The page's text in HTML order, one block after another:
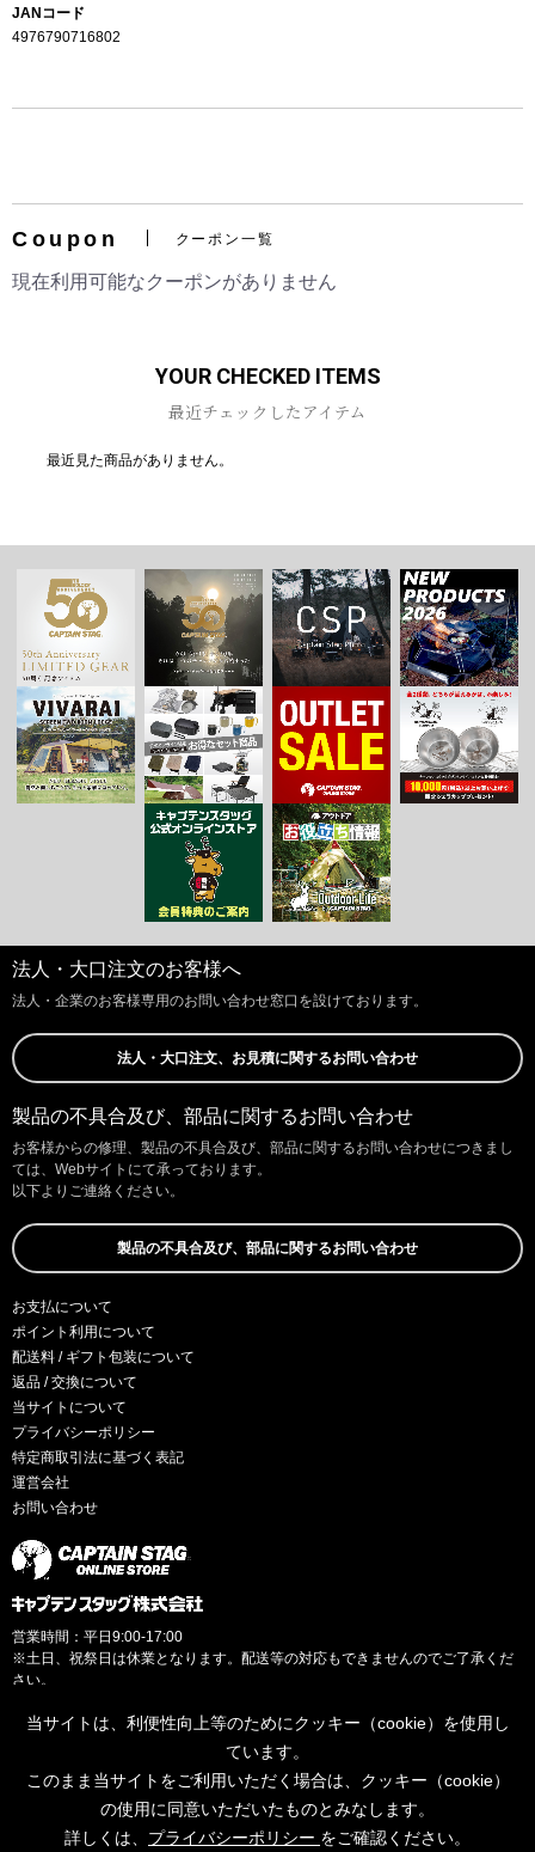
JANコード
4976790716802
Coupon クーポン一覧
現在利用可能なクーポンがありません
YOUR CHECKED ITEMS
最近チェックしたアイテム
最近見た商品がありません。
法人・大口注文のお客様へ
法人・企業のお客様専用のお問い合わせ窓口を設けております。
法人・大口注文、お見積に関するお問い合わせ
製品の不具合及び、部品に関するお問い合わせ
お客様からの修理、製品の不具合及び、部品に関するお問い合わせにつきまし
ては、Webサイトにて承っております。
以下よりご連絡ください。
製品の不具合及び、部品に関するお問い合わせ
お支払について
ポイント利用について
配送料 / ギフト包装について
返品 / 交換について
当サイトについて
プライバシーポリシー
特定商取引法に基づく表記
運営会社
お問い合わせ
営業時間：平日9:00-17:00
※土日、祝祭日は休業となります。配送等の対応もできませんのでご了承くだ
さい。
当サイトは、利便性向上等のためにクッキー（cookie）を使用し
ています。
このまま当サイトをご利用いただく場合は、クッキー（cookie）
の使用に同意いただいたものとみなします。
詳しくは、 プライバシーポリシー をご確認ください。